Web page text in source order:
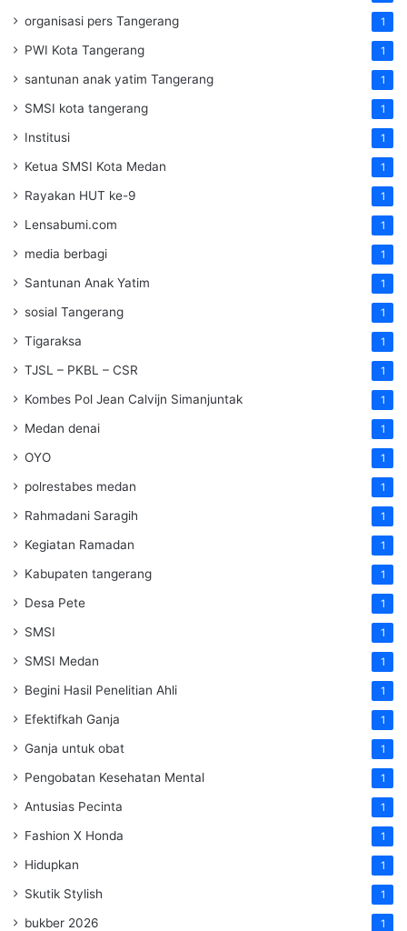
organisasi pers Tangerang 1
PWI Kota Tangerang 1
santunan anak yatim Tangerang 1
SMSI kota tangerang 1
Institusi 1
Ketua SMSI Kota Medan 1
Rayakan HUT ke-9 1
Lensabumi.com 1
media berbagi 1
Santunan Anak Yatim 1
sosial Tangerang 1
Tigaraksa 1
TJSL – PKBL – CSR 1
Kombes Pol Jean Calvijn Simanjuntak 1
Medan denai 1
OYO 1
polrestabes medan 1
Rahmadani Saragih 1
Kegiatan Ramadan 1
Kabupaten tangerang 1
Desa Pete 1
SMSI 1
SMSI Medan 1
Begini Hasil Penelitian Ahli 1
Efektifkah Ganja 1
Ganja untuk obat 1
Pengobatan Kesehatan Mental 1
Antusias Pecinta 1
Fashion X Honda 1
Hidupkan 1
Skutik Stylish 1
bukber 2026 1